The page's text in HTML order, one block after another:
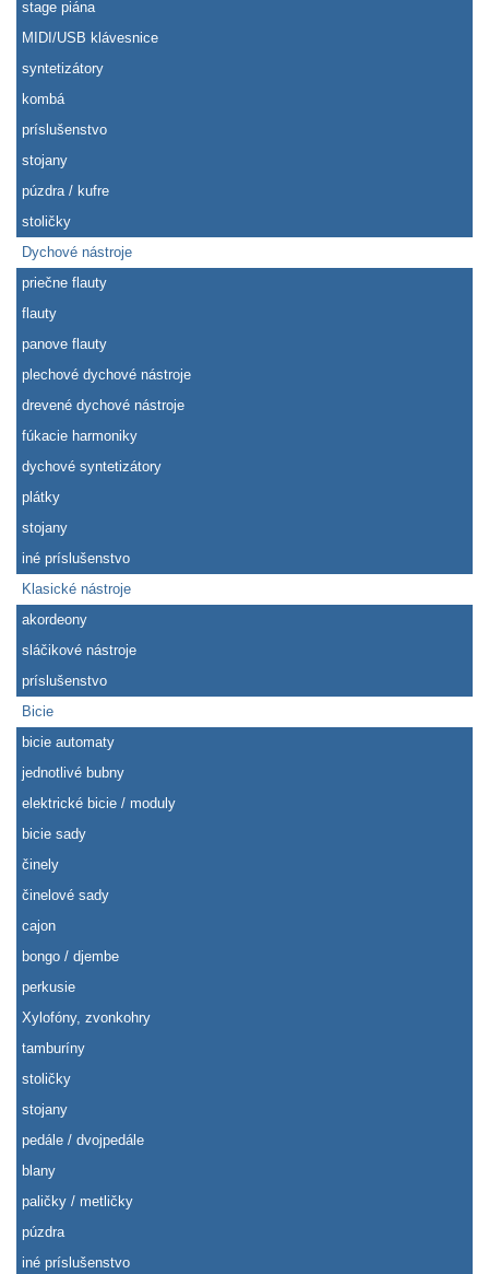
stage piána
MIDI/USB klávesnice
syntetizátory
kombá
príslušenstvo
stojany
púzdra / kufre
stoličky
Dychové nástroje
priečne flauty
flauty
panove flauty
plechové dychové nástroje
drevené dychové nástroje
fúkacie harmoniky
dychové syntetizátory
plátky
stojany
iné príslušenstvo
Klasické nástroje
akordeony
sláčikové nástroje
príslušenstvo
Bicie
bicie automaty
jednotlivé bubny
elektrické bicie / moduly
bicie sady
činely
činelové sady
cajon
bongo / djembe
perkusie
Xylofóny, zvonkohry
tamburíny
stoličky
stojany
pedále / dvojpedále
blany
paličky / metličky
púzdra
iné príslušenstvo